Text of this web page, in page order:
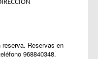
Reservas en
968840348.